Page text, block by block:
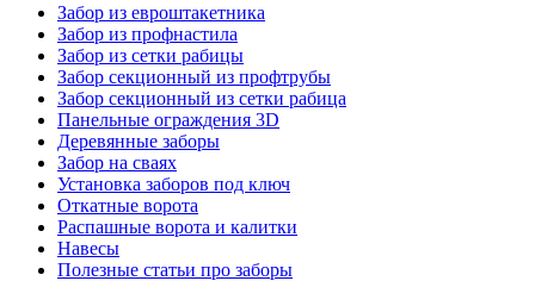
Забор из евроштакетника
Забор из профнастила
Забор из сетки рабицы
Забор секционный из профтрубы
Забор секционный из сетки рабица
Панельные ограждения 3D
Деревянные заборы
Забор на сваях
Установка заборов под ключ
Откатные ворота
Распашные ворота и калитки
Навесы
Полезные статьи про заборы